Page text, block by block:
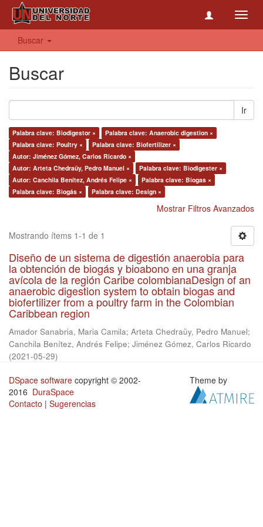
Buscar
Buscar
Ir
Palabra clave: Biodigestor ×
Palabra clave: Anaerobic digestion ×
Palabra clave: Poultry ×
Palabra clave: Biofertilizer ×
Autor: Jiménez Gómez, Carlos Ricardo ×
Autor: Arteta Chedraüy, Pedro Manuel ×
Palabra clave: Biodigester ×
Autor: Canchila Benítez, Andrés Felipe ×
Palabra clave: Biogas ×
Palabra clave: Biogás ×
Palabra clave: Design ×
Mostrar Filtros Avanzados
Mostrando ítems 1-1 de 1
Diseño de un sistema de digestión anaerobia para
la obtención de biogás y bioabono en una granja
avícola de la región Caribe colombianaDesign of an
anaerobic digestion system to obtain biogas and
biofertilizer from a poultry farm in the Colombian
Caribbean region
Amador Sanabria, Maria Camila; Arteta Chedraüy, Pedro Manuel;
Canchila Benítez, Andrés Felipe; Jiménez Gómez, Carlos Ricardo
(2021-05-29)
DSpace software copyright © 2002-
2016 DuraSpace
Contacto | Sugerencias
Theme by